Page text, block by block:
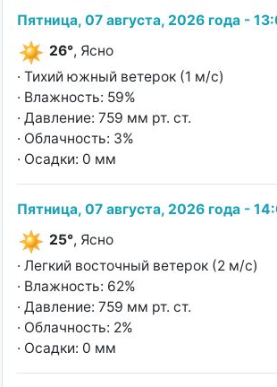
Пятница, 07 августа, 2026 года -
26°, Ясно
· Тихий южный ветерок (1 м/с)
· Влажность: 59%
· Давление: 759 мм рт. ст.
· Облачность: 3%
· Осадки: 0 мм
Пятница, 07 августа, 2026 года -
25°, Ясно
· Легкий восточный ветерок (2 м/с)
· Влажность: 62%
· Давление: 759 мм рт. ст.
· Облачность: 2%
· Осадки: 0 мм